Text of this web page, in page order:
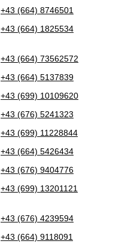
+43 (664) 8746501
+43 (664) 1825534
+43 (664) 73562572
+43 (664) 5137839
+43 (699) 10109620
+43 (676) 5241323
+43 (699) 11228844
+43 (664) 5426434
+43 (676) 9404776
+43 (699) 13201121
+43 (676) 4239594
+43 (664) 9118091